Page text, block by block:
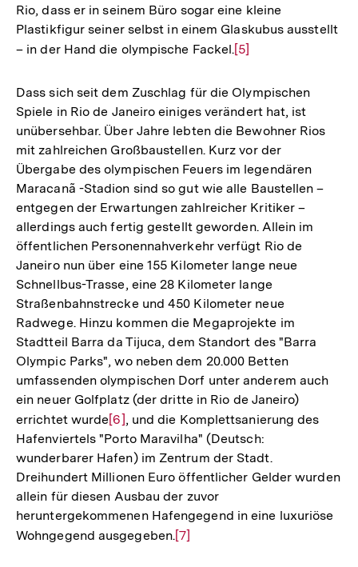
Rio, dass er in seinem Büro sogar eine kleine
Plastikfigur seiner selbst in einem Glaskubus ausstellt
– in der Hand die olympische Fackel.Zur
der
Fußnote
[5]
Dass sich seit dem Zuschlag für die Olympischen
Spiele in Rio de Janeiro einiges verändert hat, ist
unübersehbar. Über Jahre lebten die Bewohner Rios
mit zahlreichen Großbaustellen. Kurz vor der
Übergabe des olympischen Feuers im legendären
Maracanã -Stadion sind so gut wie alle Baustellen –
entgegen der Erwartungen zahlreicher Kritiker –
allerdings auch fertig gestellt geworden. Allein im
öffentlichen Personennahverkehr verfügt Rio de
Janeiro nun über eine 155 Kilometer lange neue
Schnellbus-Trasse, eine 28 Kilometer lange
Straßenbahnstrecke und 450 Kilometer neue
Radwege. Hinzu kommen die Megaprojekte im
Stadtteil Barra da Tijuca, dem Standort des "Barra
Olympic Parks", wo neben dem 20.000 Betten
umfassenden olympischen Dorf unter anderem auch
ein neuer Golfplatz (der dritte in Rio de Janeiro)
errichtet wurde Zur
Auflösung
der
Fußnote
[6] , und die Komplettsanierung des
Hafenviertels "Porto Maravilha" (Deutsch:
wunderbarer Hafen) im Zentrum der Stadt.
Dreihundert Millionen Euro öffentlicher Gelder wurden
allein für diesen Ausbau der zuvor
heruntergekommenen Hafengegend in eine luxuriöse
Wohngegend ausgegeben.Zur
[7]